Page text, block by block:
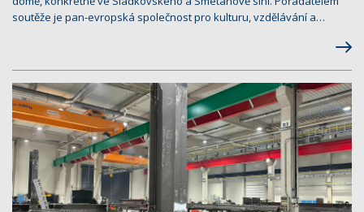
soutěže je pan-evropská společnost pro kulturu, vzdělávání a…